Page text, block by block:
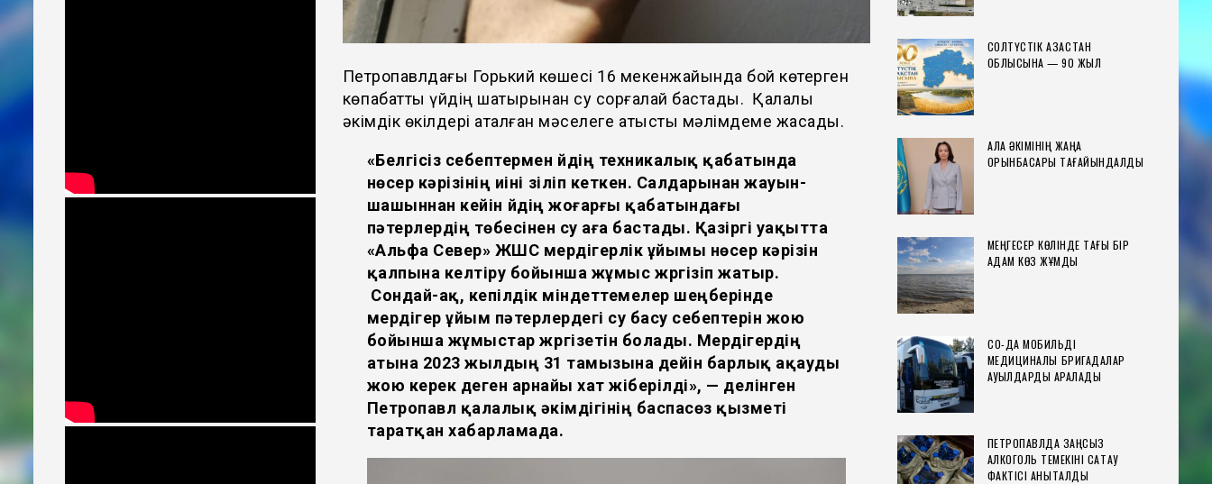
Петропавлдағы Горький көшесі 16 мекенжайында бой көтерген
көпқабатты үйдің шатырынан су сорғалай бастады. Қалалық
әкімдік өкілдері аталған мәселеге қатысты мәлімдеме жасады.
«Белгісіз себептермен үйдің техникалық қабатында
нөсер кәрізінің иіні үзіліп кеткен. Салдарынан жауын-
шашыннан кейін үйдің жоғарғы қабатындағы
пәтерлердің төбесінен су аға бастады. Қазіргі уақытта
«Альфа Север» ЖШС мердігерлік ұйымы нөсер кәрізін
қалпына келтіру бойынша жұмыс жүргізіп жатыр.
Сондай-ақ, кепілдік міндеттемелер шеңберінде
мердігер ұйым пәтерлердегі су басу себептерін жою
бойынша жұмыстар жүргізетін болады. Мердігердің
атына 2023 жылдың 31 тамызына дейін барлық ақауды
жою керек деген арнайы хат жіберілді», — делінген
Петропавл қалалық әкімдігінің баспасөз қызметі
таратқан хабарламада.
СОЛТҮСТІК ҚАЗАҚСТАН
ОБЛЫСЫНА — 90 ЖЫЛ
ҚАЛА ӘКІМІНІҢ ЖАҢА
ОРЫНБАСАРЫ ТАҒАЙЫНДАЛДЫ
МЕҢГЕСЕР КӨЛІНДЕ ТАҒЫ БІР
АДАМ КӨЗ ЖҰМДЫ
СҚО-ДА МОБИЛЬДІ
МЕДИЦИНАЛЫҚ БРИГАДАЛАР
АУЫЛДАРДЫ АРАЛАДЫ
ПЕТРОПАВЛДА ЗАҢСЫЗ
АЛКОГОЛЬ ТЕМЕКІНІ САҚТАУ
ФАКТІСІ АНЫҚТАЛДЫ